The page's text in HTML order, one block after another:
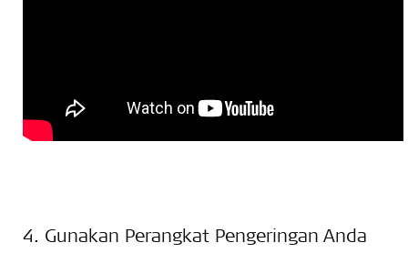
4. Gunakan Perangkat Pengeringan Anda